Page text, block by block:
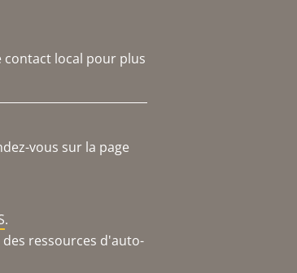
local pour plus
vous sur la page
.
ressources d'auto-